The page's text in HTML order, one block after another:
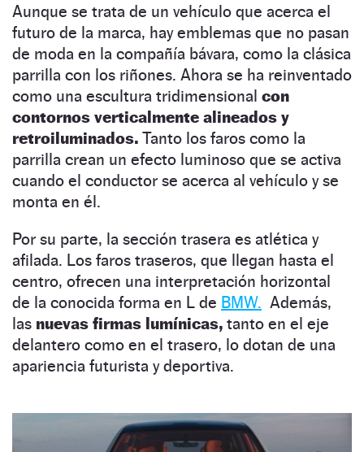
Aunque se trata de un vehículo que acerca el
futuro de la marca, hay emblemas que no pasan
de moda en la compañía bávara, como la clásica
parrilla con los riñones. Ahora se ha reinventado
como una escultura tridimensional con
contornos verticalmente alineados y
retroiluminados. Tanto los faros como la
parrilla crean un efecto luminoso que se activa
cuando el conductor se acerca al vehículo y se
monta en él.
Por su parte, la sección trasera es atlética y
afilada. Los faros traseros, que llegan hasta el
centro, ofrecen una interpretación horizontal
de la conocida forma en L de BMW. Además,
las nuevas firmas lumínicas, tanto en el eje
delantero como en el trasero, lo dotan de una
apariencia futurista y deportiva.